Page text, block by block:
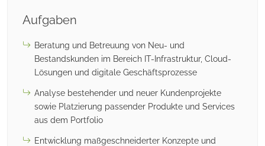
Aufgaben
Beratung und Betreuung von Neu- und
Bestandskunden im Bereich IT-Infrastruktur, Cloud-
Lösungen und digitale Geschäftsprozesse
Analyse bestehender und neuer Kundenprojekte
sowie Platzierung passender Produkte und Services
aus dem Portfolio
Entwicklung maßgeschneiderter Konzepte und